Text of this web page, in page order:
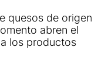
quesos de origen
abren el
los productos